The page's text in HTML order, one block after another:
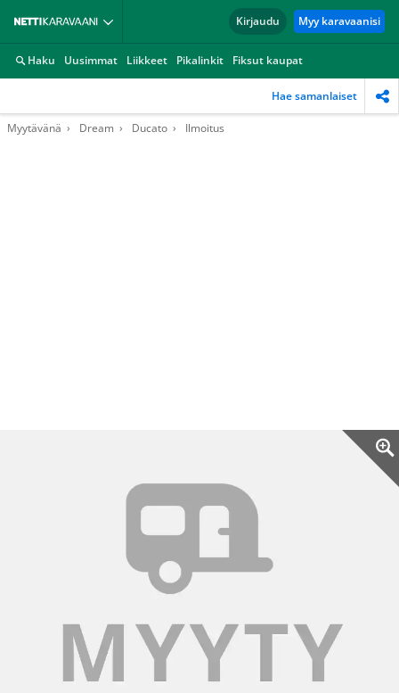
Kirjaudu Myy karavaanisi
Haku Uusimmat Liikkeet Pikalinkit Fiksut kaupat
Hae samanlaiset
Myytävänä Dream Ducato Ilmoitus